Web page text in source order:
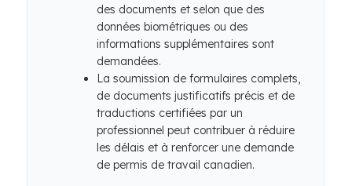
des documents et selon que des
données biométriques ou des
informations supplémentaires sont
demandées.
La soumission de formulaires complets,
de documents justificatifs précis et de
traductions certifiées par un
professionnel peut contribuer à réduire
les délais et à renforcer une demande
de permis de travail canadien.